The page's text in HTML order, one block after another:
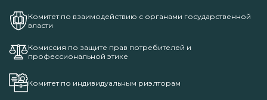
Комитет по взаимодействию с органами государственной
власти
Комиссия по защите прав потребителей и
профессиональной этике
Комитет по индивидуальным риэлторам